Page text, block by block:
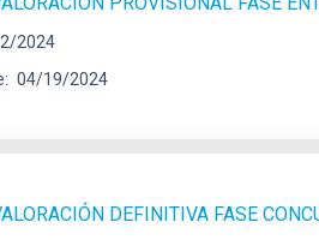
2024
04/19/2024
DEFINITIVA FASE